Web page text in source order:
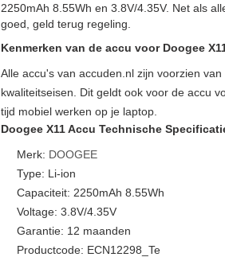
2250mAh 8.55Wh en 3.8V/4.35V. Net als
goed, geld terug regeling.
Kenmerken van de accu voor Doogee
Alle accu's van accuden.nl zijn voorzien
kwaliteitseisen. Dit geldt ook voor de accu
tijd mobiel werken op je laptop.
Doogee X11 Accu Technische
Merk: DOOGEE
Type: Li-ion
Capaciteit: 2250mAh 8.55Wh
Voltage: 3.8V/4.35V
Garantie: 12 maanden
Productcode: ECN12298_Te